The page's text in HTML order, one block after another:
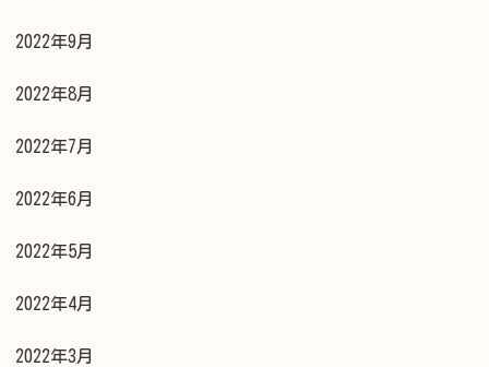
2022年9月
2022年8月
2022年7月
2022年6月
2022年5月
2022年4月
2022年3月